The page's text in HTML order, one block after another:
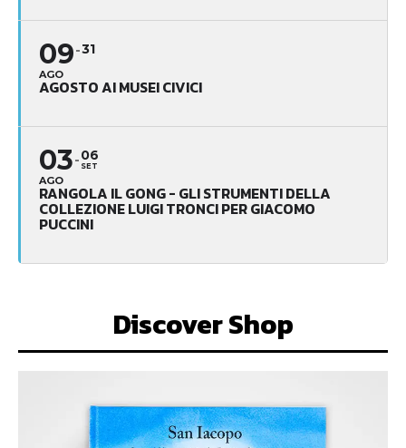
09
AGO
31
AGOSTO AI MUSEI CIVICI
03
AGO
06
SET
RANGOLA IL GONG - GLI STRUMENTI DELLA
COLLEZIONE LUIGI TRONCI PER GIACOMO
PUCCINI
Discover Shop